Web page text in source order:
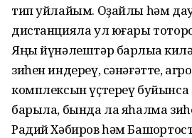
тип уйлайым. Оҙайлы һәм
дистанцияла ул юғары
Яңы йүнәлештәр барлыҡҡа
зиһен индереү, сәнәғәтте,
комплексын үҫтереү
барыла, бында ла яһалма
Радий Хәбиров һәм